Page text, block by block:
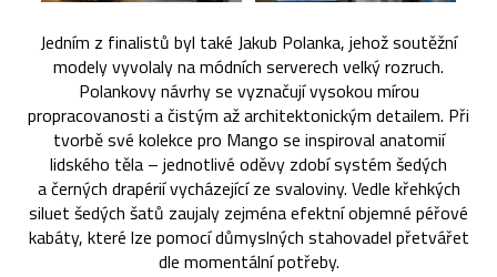
Jedním z finalistů byl také Jakub Polanka, jehož soutěžní
modely vyvolaly na módních serverech velký rozruch.
Polankovy návrhy se vyznačují vysokou mírou
propracovanosti a čistým až architektonickým detailem. Při
tvorbě své kolekce pro Mango se inspiroval anatomií
lidského těla – jednotlivé oděvy zdobí systém šedých
a černých drapérií vycházející ze svaloviny. Vedle křehkých
siluet šedých šatů zaujaly zejména efektní objemné péřové
kabáty, které lze pomocí důmyslných stahovadel přetvářet
dle momentální potřeby.